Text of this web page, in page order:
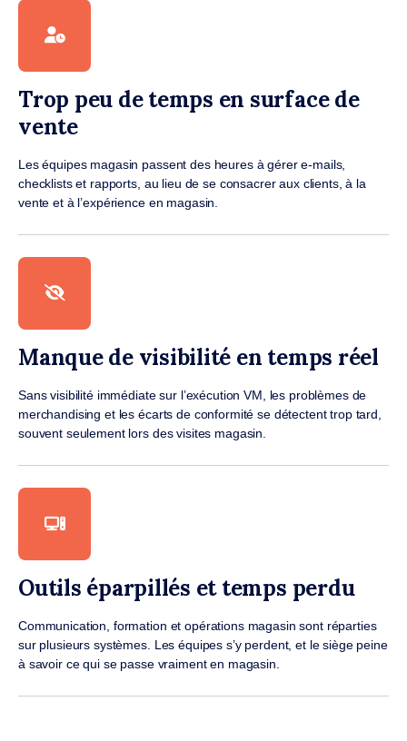
Trop peu de temps en surface de
vente
Les équipes magasin passent des heures à gérer e-mails,
checklists et rapports, au lieu de se consacrer aux clients, à la
vente et à l’expérience en magasin.
Manque de visibilité en temps réel
Sans visibilité immédiate sur l’exécution VM, les problèmes de
merchandising et les écarts de conformité se détectent trop tard,
souvent seulement lors des visites magasin.
Outils éparpillés et temps perdu
Communication, formation et opérations magasin sont réparties
sur plusieurs systèmes. Les équipes s’y perdent, et le siège peine
à savoir ce qui se passe vraiment en magasin.